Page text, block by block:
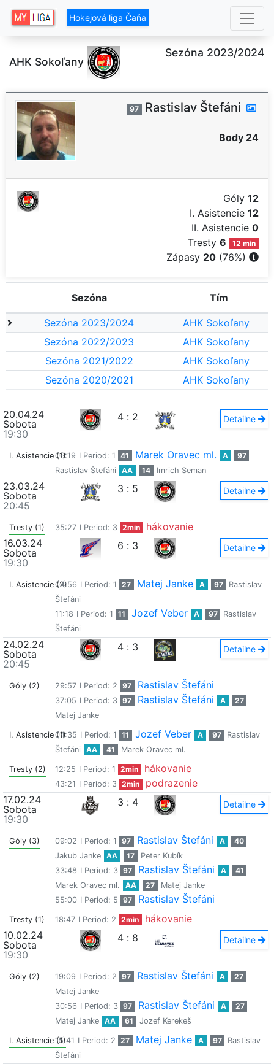
Hokejová liga Čaňa
AHK Sokoľany
Sezóna 2023/2024
97 Rastislav Štefáni
Body 24
Góly 12
I. Asistencie 12
II. Asistencie 0
Tresty6 12 min
Zápasy 20 (76%)
Sezóna Tím
Sezóna 2023/2024
AHK Sokoľany
Sezóna 2022/2023
AHK Sokoľany
Sezóna 2021/2022
AHK Sokoľany
Sezóna 2020/2021
AHK Sokoľany
20.04.24
Sobota
19:30
4 : 2 Detailne
I. Asistencie (1)06:19 I Period: 1 41 Marek Oravec ml. A
97
Rastislav Štefáni
AA 14 Imrich Seman
23.03.24
Sobota
20:45
3 : 5 Detailne
Tresty (1) 35:27 I Period: 3 2min
hákovanie
16.03.24
Sobota
19:30
6 : 3 Detailne
I. Asistencie (2)04:56 I Period: 1 27 Matej Janke A 97
Rastislav
Štefáni
11:18 I Period: 1 11 Jozef Veber A 97
Rastislav
Štefáni
24.02.24
Sobota
20:45
4 : 3 Detailne
Góly (2) 29:57 I Period: 2 97 Rastislav Štefáni
37:05 I Period: 3 97 Rastislav Štefáni A
27
Matej Janke
I. Asistencie (1)04:35 I Period: 1 11 Jozef Veber A 97
Rastislav
Štefáni
AA 41 Marek Oravec ml.
Tresty (2) 12:25 I Period: 1 2min hákovanie
43:21 I Period: 3 2min
podrazenie
17.02.24
Sobota
19:30
3 : 4 Detailne
Góly (3) 09:02 I Period: 1 97 Rastislav Štefáni A
40
Jakub Janke
AA 17
Peter Kubík
33:48 I Period: 3 97 Rastislav Štefáni A
41
Marek Oravec ml.
AA 27
Matej Janke
55:00 I Period: 5 97 Rastislav Štefáni
Tresty (1) 18:47 I Period: 2 2min
hákovanie
10.02.24
Sobota
19:30
4 : 8 Detailne
Góly (2) 19:09 I Period: 2 97 Rastislav Štefáni A
27
Matej Janke
30:56 I Period: 3 97 Rastislav Štefáni A
27
Matej Janke
AA 61 Jozef Kerekeš
I. Asistencie (1)15:41 I Period: 2 27 Matej Janke A 97
Rastislav
Štefáni